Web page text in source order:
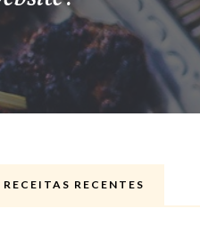
RECEITAS RECENTES